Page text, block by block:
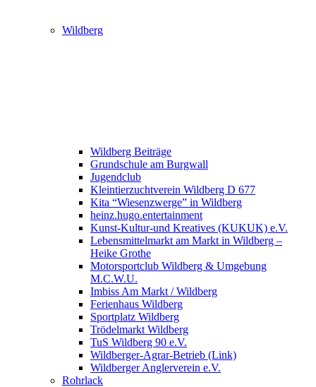
Wildberg
Wildberg Beiträge
Grundschule am Burgwall
Jugendclub
Kleintierzuchtverein Wildberg D 677
Kita “Wiesenzwerge” in Wildberg
heinz.hugo.entertainment
Kunst-Kultur-und Kreatives (KUKUK) e.V.
Lebensmittelmarkt am Markt in Wildberg –
Heike Grothe
Motorsportclub Wildberg & Umgebung
M.C.W.U.
Imbiss Am Markt / Wildberg
Ferienhaus Wildberg
Sportplatz Wildberg
Trödelmarkt Wildberg
TuS Wildberg 90 e.V.
Wildberger-Agrar-Betrieb (Link)
Wildberger Anglerverein e.V.
Rohrlack